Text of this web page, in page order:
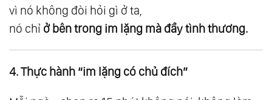
106.Suy Ngẫm 08: Nền Giáo Dục Ánh Sáng
107.Tầng 2: Chuyển Hóa
108.Suy Ngẫm 09: Chuyển Hóa Nghiệp
109.Suy Ngẫm 10: Nỗi Sợ - Ảo Ảnh Của Tâm
vì nó không đòi hỏi gì ở ta,
nó chỉ ở bên trong im lặng mà đầy tình thương.
4. Thực hành “im lặng có chủ đích”